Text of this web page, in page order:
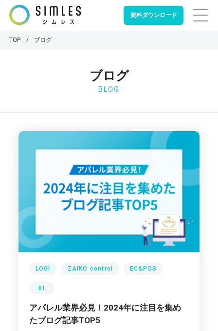
資料ダウンロード
TOP ブログ
ブログ
BLOG
LOGI ZAIKO control EC&POS
BI
アパレル業界必見！2024年に注目を集め
たブログ記事TOP5